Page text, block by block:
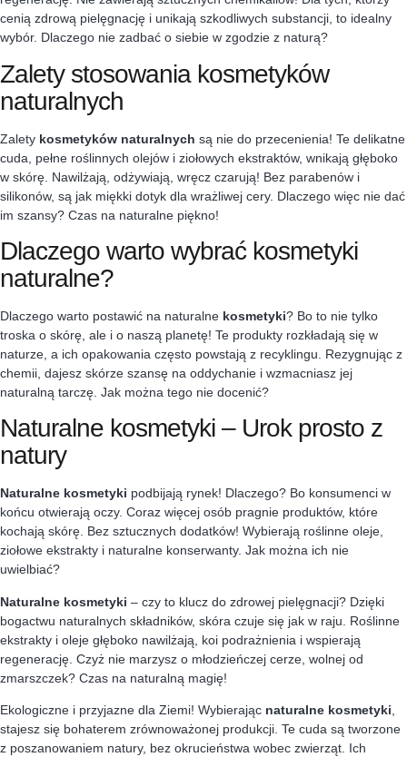
cenią zdrową pielęgnację i unikają szkodliwych substancji, to idealny
wybór. Dlaczego nie zadbać o siebie w zgodzie z naturą?
Zalety stosowania kosmetyków
naturalnych
Zalety kosmetyków naturalnych są nie do przecenienia! Te delikatne
cuda, pełne roślinnych olejów i ziołowych ekstraktów, wnikają głęboko
w skórę. Nawilżają, odżywiają, wręcz czarują! Bez parabenów i
silikonów, są jak miękki dotyk dla wrażliwej cery. Dlaczego więc nie dać
im szansy? Czas na naturalne piękno!
Dlaczego warto wybrać kosmetyki
naturalne?
Dlaczego warto postawić na naturalne kosmetyki? Bo to nie tylko
troska o skórę, ale i o naszą planetę! Te produkty rozkładają się w
naturze, a ich opakowania często powstają z recyklingu. Rezygnując z
chemii, dajesz skórze szansę na oddychanie i wzmacniasz jej
naturalną tarczę. Jak można tego nie docenić?
Naturalne kosmetyki – Urok prosto z
natury
Naturalne kosmetyki podbijają rynek! Dlaczego? Bo konsumenci w
końcu otwierają oczy. Coraz więcej osób pragnie produktów, które
kochają skórę. Bez sztucznych dodatków! Wybierają roślinne oleje,
ziołowe ekstrakty i naturalne konserwanty. Jak można ich nie
uwielbiać?
Naturalne kosmetyki – czy to klucz do zdrowej pielęgnacji? Dzięki
bogactwu naturalnych składników, skóra czuje się jak w raju. Roślinne
ekstrakty i oleje głęboko nawilżają, koi podrażnienia i wspierają
regenerację. Czyż nie marzysz o młodzieńczej cerze, wolnej od
zmarszczek? Czas na naturalną magię!
Ekologiczne i przyjazne dla Ziemi! Wybierając naturalne kosmetyki
stajesz się bohaterem zrównoważonej produkcji. Te cuda są tworzone
z poszanowaniem natury, bez okrucieństwa wobec zwierząt. Ich